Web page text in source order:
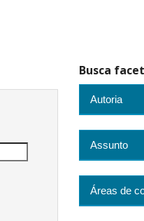
Busca
Autoria
Assunto
Áreas de